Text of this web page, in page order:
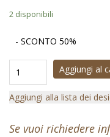
2 disponibili
- SCONTO 50%
Aggiungi al
Aggiungi alla lista dei
Se vuoi richiedere